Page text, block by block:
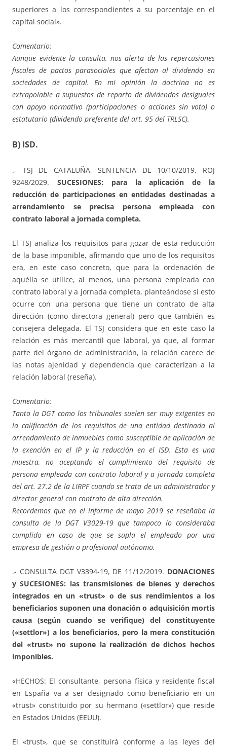
superiores a los correspondientes a su porcentaje en el
capital social».
Comentario:
Aunque evidente la consulta, nos alerta de las repercusiones
fiscales de pactos parasociales que afectan al dividendo en
sociedades de capital. En mi opinión la doctrina no es
extrapolable a supuestos de reparto de dividendos desiguales
con apoyo normativo (participaciones o acciones sin voto) o
estatutario (dividendo preferente del art. 95 del TRLSC).
B) ISD.
.- TSJ DE CATALUÑA, SENTENCIA DE 10/10/2019, ROJ
9248/2029. SUCESIONES: para la aplicación de la
reducción de participaciones en entidades destinadas a
arrendamiento se precisa persona empleada con
contrato laboral a jornada completa.
El TSJ analiza los requisitos para gozar de esta reducción
de la base imponible, afirmando que uno de los requisitos
era, en este caso concreto, que para la ordenación de
aquélla se utilice, al menos, una persona empleada con
contrato laboral y a jornada completa, planteándose si esto
ocurre con una persona que tiene un contrato de alta
dirección (como directora general) pero que también es
consejera delegada. El TSJ considera que en este caso la
relación es más mercantil que laboral, ya que, al formar
parte del órgano de administración, la relación carece de
las notas ajenidad y dependencia que caracterizan a la
relación laboral (reseña).
Comentario:
Tanto la DGT como los tribunales suelen ser muy exigentes en
la calificación de los requisitos de una entidad destinada al
arrendamiento de inmuebles como susceptible de aplicación de
la exención en el IP y la reducción en el ISD. Esta es una
muestra, no aceptando el cumplimiento del requisito de
persona empleada con contrato laboral y a jornada completa
del art. 27.2 de la LIRPF cuando se trata de un administrador y
director general con contrato de alta dirección.
Recordemos que en el informe de mayo 2019 se reseñaba la
consulta de la DGT V3029-19 que tampoco lo consideraba
cumplido en caso de que se supla el empleado por una
empresa de gestión o profesional autónomo.
.- CONSULTA DGT V3394-19, DE 11/12/2019. DONACIONES
y SUCESIONES: las transmisiones de bienes y derechos
integrados en un «trust» o de sus rendimientos a los
beneficiarios suponen una donación o adquisición mortis
causa (según cuando se verifique) del constituyente
(«settlor») a los beneficiarios, pero la mera constitución
del «trust» no supone la realización de dichos hechos
imponibles.
«HECHOS: El consultante, persona física y residente fiscal
en España va a ser designado como beneficiario en un
«trust» constituido por su hermano («settlor») que reside
en Estados Unidos (EEUU).
El «trust», que se constituirá conforme a las leyes del